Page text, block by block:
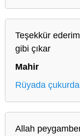
Teşekkür
gibi çıkar
Mahir
Rüyada
Allah